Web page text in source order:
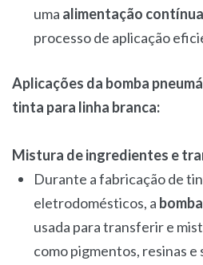
uma alimentação
processo de aplicação
Aplicações da bomba
tinta para linha branca:
Mistura de ingredientes e
Durante a fabricação de
eletrodomésticos, a
usada para transferir e
como pigmentos, resinas